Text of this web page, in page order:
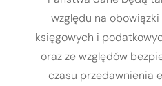
względu na
księgowych i
oraz ze względów
czasu przedawnienia